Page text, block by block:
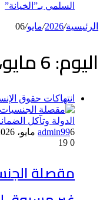
السلمي بـ”الخيانة”
الرئيسية/
2026
/مايو/
06
اليوم:6 مايو، 2026
انتهاكات حقوق
admin996 مايو، 2026
0
مقصلة